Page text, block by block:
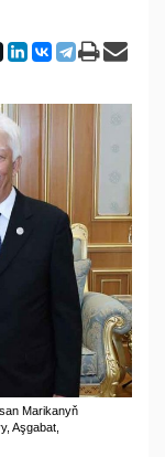
Marikanyň
Aşgabat,